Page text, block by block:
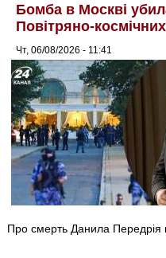
Бомба в Москві
Повітряно-
Чт, 06/08/2026 - 11:41
Про смерть Данила Передрія